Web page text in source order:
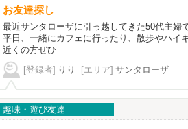
お友達探し
最近サンタローザに引っ越してきた50代主婦で
平日、一緒にカフェに行ったり、散歩やハイ
近くの方ぜひ
[登録者] りり [エリア] サンタローザ
趣味・遊び友達